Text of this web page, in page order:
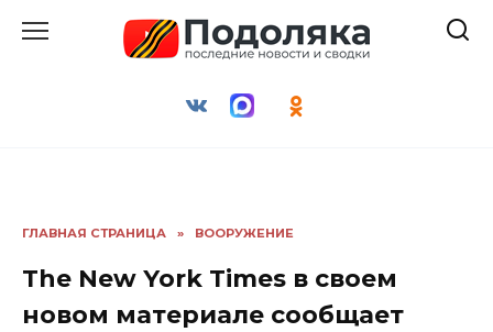
ГЛАВНАЯ СТРАНИЦА » ВООРУЖЕНИЕ
The New York Times в своем
новом материале сообщает